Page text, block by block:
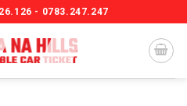
- 0783.247.247